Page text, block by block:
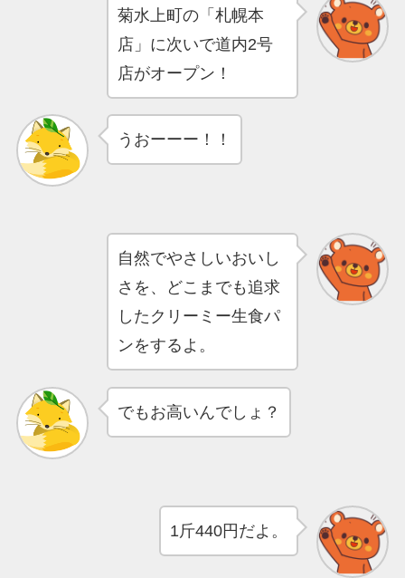
菊水上町の「札幌本
店」に次いで道内2号
店がオープン！
うおーーー！！
自然でやさしいおいし
さを、どこまでも追求
したクリーミー生食パ
ンをするよ。
でもお高いんでしょ？
1斤440円だよ。